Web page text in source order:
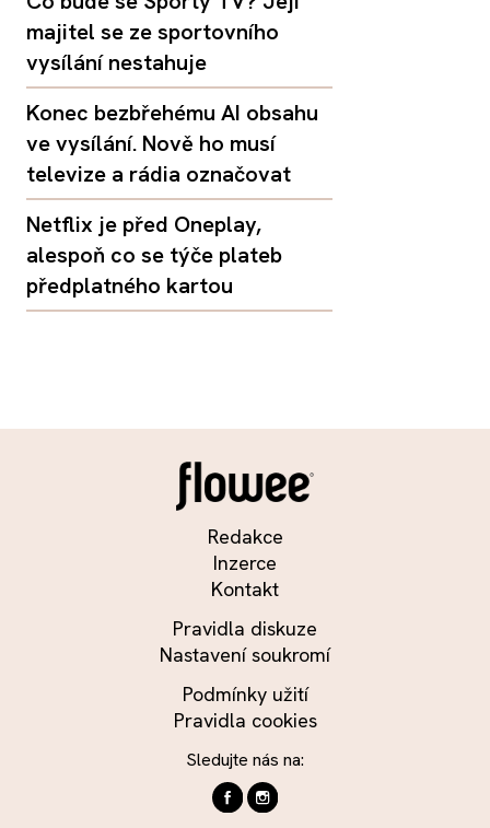
majitel se ze sportovního
vysílání nestahuje
Konec bezbřehému AI obsahu
ve vysílání. Nově ho musí
televize a rádia označovat
Netflix je před Oneplay,
alespoň co se týče plateb
předplatného kartou
Redakce
Inzerce
Kontakt
Pravidla diskuze
Nastavení soukromí
Podmínky užití
Pravidla cookies
Sledujte nás na: